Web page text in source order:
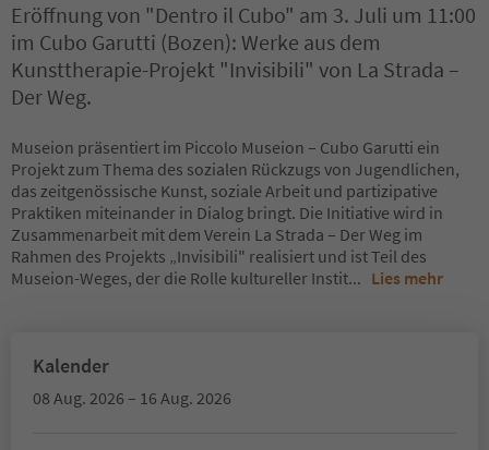
Eröffnung von "Dentro il Cubo" am 3. Juli um 11:00
im Cubo Garutti (Bozen): Werke aus dem
Kunsttherapie-Projekt "Invisibili" von La Strada –
Der Weg.
Museion präsentiert im Piccolo Museion – Cubo Garutti ein
Projekt zum Thema des sozialen Rückzugs von Jugendlichen,
das zeitgenössische Kunst, soziale Arbeit und partizipative
Praktiken miteinander in Dialog bringt. Die Initiative wird in
Zusammenarbeit mit dem Verein La Strada – Der Weg im
Rahmen des Projekts „Invisibili" realisiert und ist Teil des
Museion-Weges, der die Rolle kultureller Instit... Lies mehr
Kalender
08 Aug. 2026 – 16 Aug. 2026